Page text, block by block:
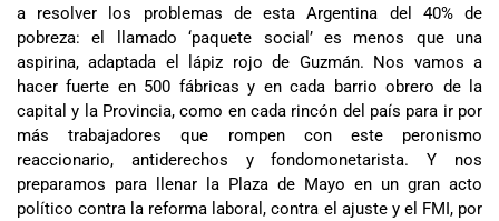
a resolver los problemas de esta Argentina del 40% de
pobreza: el llamado ‘paquete social’ es menos que una
aspirina, adaptada el lápiz rojo de Guzmán. Nos vamos a
hacer fuerte en 500 fábricas y en cada barrio obrero de la
capital y la Provincia, como en cada rincón del país para ir por
más trabajadores que rompen con este peronismo
reaccionario, antiderechos y fondomonetarista. Y nos
preparamos para llenar la Plaza de Mayo en un gran acto
político contra la reforma laboral, contra el ajuste y el FMI, por